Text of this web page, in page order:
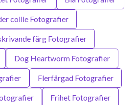
collie Fotografier
färg Fotografier
Dog Heartworm Fotografier
Flerfärgad Fotografier
Frihet Fotografier